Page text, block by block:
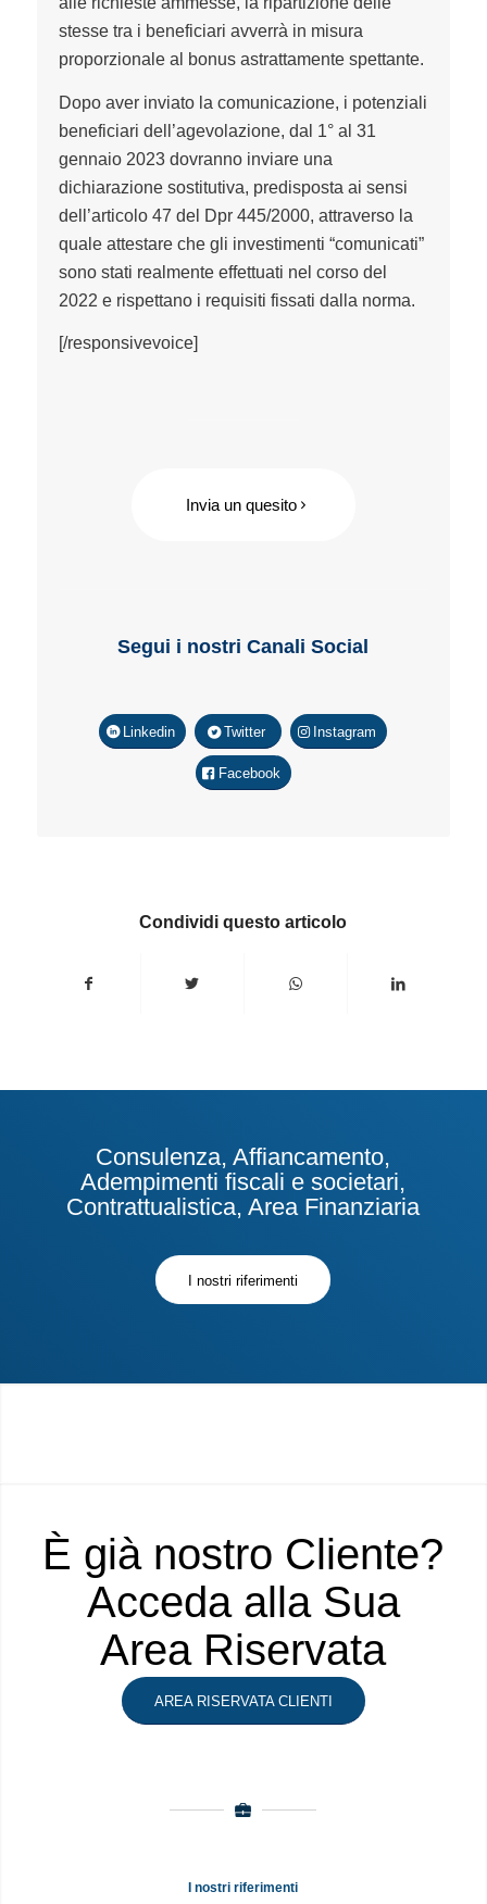
stesse tra i beneficiari avverrà in misura
proporzionale al
bonusastrattamente spettante.
Dopo aver inviato la comunicazione, i potenziali
beneficiari dell’agevolazione, dal 1° al 31
gennaio 2023 dovranno inviare una
dichiarazione sostitutiva, predisposta ai sensi
dell’articolo 47 del Dpr 445/2000, attraverso la
quale attestare che gli investimenti “comunicati”
sono stati realmente effettuati nel corso del
2022 e rispettano i requisiti fissati dalla norma.
[/responsivevoice]
Invia un quesito
Segui i nostri Canali Social
Linkedin Twitter Instagram
Facebook
Condividi questo articolo
Consulenza, Affiancamento,
Adempimenti fiscali e societari,
Contrattualistica, Area Finanziaria
I nostri riferimenti
È già nostro Cliente?
Acceda alla Sua
Area Riservata
AREA RISERVATA CLIENTI
I nostri riferimenti